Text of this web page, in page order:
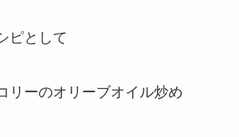
ピとして
リーのオリーブオイル炒め